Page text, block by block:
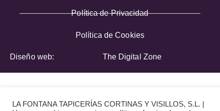
Política de Privacidad
Política de Cookies
Diseño web: The Digital Zone
LA FONTANA TAPICERÍAS CORTINAS Y VISILLOS, S.L. |